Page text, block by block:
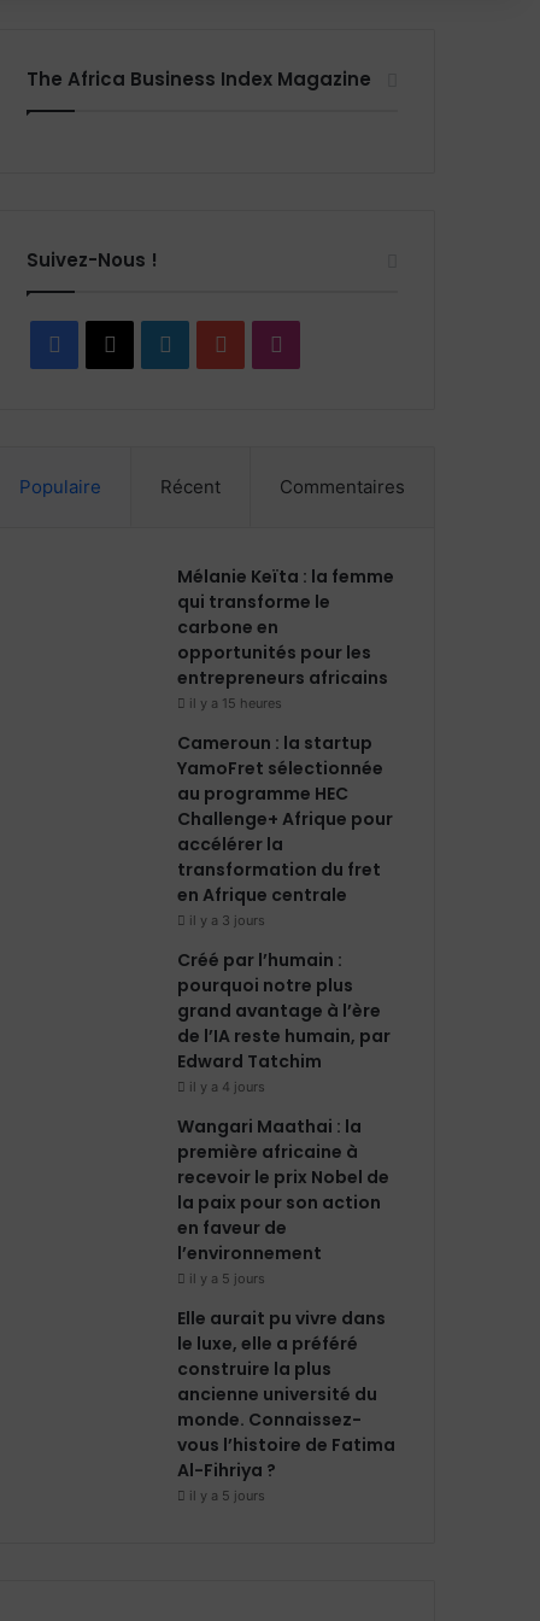
The Africa Business Index Magazine
Suivez-Nous !
Facebook LinkedinYouTube
Populaire Récent Commentaires
Mélanie Keïta : la femme
qui transforme le
carbone en
opportunités pour les
entrepreneurs africains
il y a 15 heures
Cameroun : la startup
YamoFret sélectionnée
au programme HEC
Challenge+ Afrique pour
accélérer la
transformation du fret
en Afrique centrale
il y a 3 jours
Créé par l’humain :
pourquoi notre plus
grand avantage à l’ère
de l’IA reste humain, par
Edward Tatchim
il y a 4 jours
Wangari Maathai : la
première africaine à
recevoir le prix Nobel de
la paix pour son action
en faveur de
l’environnement
il y a 5 jours
Elle aurait pu vivre dans
le luxe, elle a préféré
construire la plus
ancienne université du
monde. Connaissez-
vous l’histoire de Fatima
Al-Fihriya ?
il y a 5 jours